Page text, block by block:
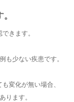
きます。
も少ない疾患です。
変化が無い場合、
ります。